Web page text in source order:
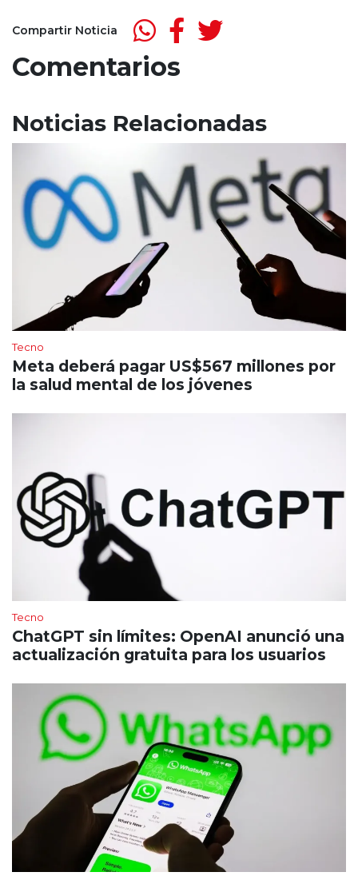
Compartir Noticia
Comentarios
Noticias Relacionadas
Tecno
Meta deberá pagar US$567 millones por
la salud mental de los jóvenes
Tecno
ChatGPT sin límites: OpenAI anunció una
actualización gratuita para los usuarios